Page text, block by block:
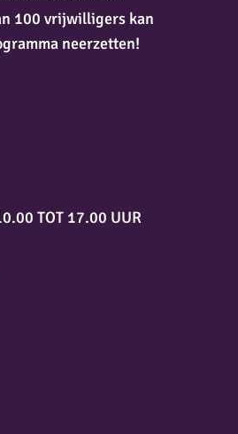
100 vrijwilligers kan
neerzetten!
TOT 17.00 UUR